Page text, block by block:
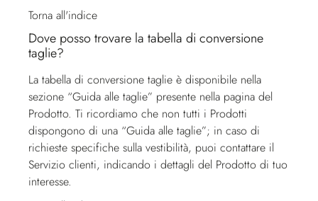
Torna all'indice
Dove posso trovare la tabella di conversione
taglie?
La tabella di conversione taglie è disponibile nella
sezione “Guida alle taglie” presente nella pagina del
Prodotto. Ti ricordiamo che non tutti i Prodotti
dispongono di una “Guida alle taglie”; in caso di
richieste specifiche sulla vestibilità, puoi contattare il
Servizio clienti, indicando i dettagli del Prodotto di tuo
interesse.